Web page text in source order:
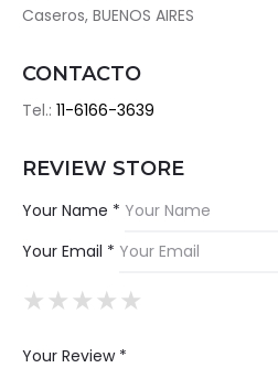
Caseros, BUENOS AIRES
CONTACTO
Tel.: 11-6166-3639
REVIEW STORE
Your Name *
Your Email *
★
★★
★★★
★★★★
★★★★★
Your Review *